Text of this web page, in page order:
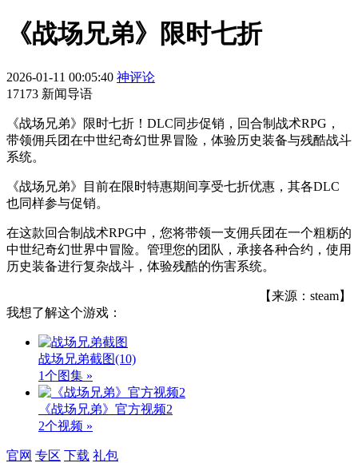
《战场兄弟》限时七折
2026-01-11 00:05:40 神评论
17173 新闻导语
《战场兄弟》限时七折！DLC同步促销，回合制战术RPG，
带领佣兵团在中世纪奇幻世界冒险，体验历史装备与残酷战斗
系统。
《战场兄弟》目前在限时特惠期间享受七折优惠，其各DLC
也同样参与促销。
在这款回合制战术RPG中，您将带领一支佣兵团在一个粗粝的
中世纪奇幻世界中冒险。管理您的团队，承接各种合约，使用
历史装备进行复杂战斗，体验残酷的伤害系统。
【来源：steam】
我想了解这个游戏：
战场兄弟截图(10)
1个图集 »
《战场兄弟》官方视频2
2个视频 »
官网 专区 下载 礼包